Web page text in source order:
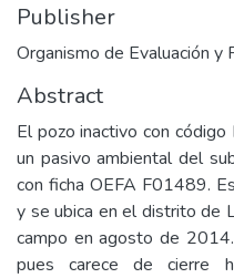
Publisher
Organismo de Evaluación y
Abstract
El pozo inactivo con
un pasivo ambiental del
con ficha OEFA F01489.
y se ubica en el distrito de
campo en agosto de
pues carece de cierre